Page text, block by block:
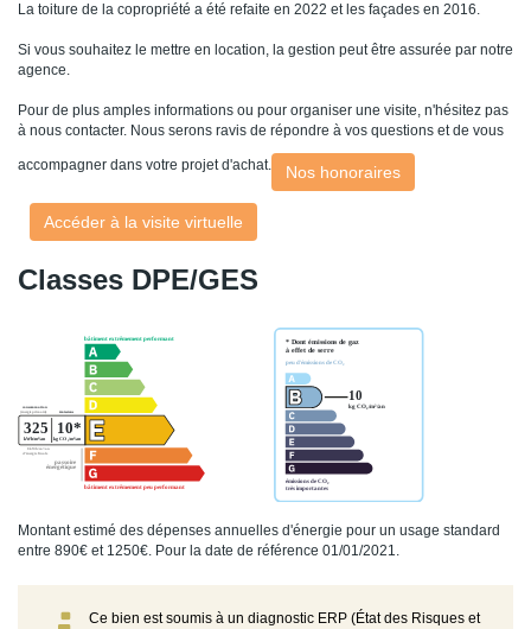
La toiture de la copropriété a été refaite en 2022 et les façades en 2016.
Si vous souhaitez le mettre en location, la gestion peut être assurée par notre
agence.
Pour de plus amples informations ou pour organiser une visite, n'hésitez pas
à nous contacter. Nous serons ravis de répondre à vos questions et de vous
accompagner dans votre projet d'achat. Nos honoraires
Accéder à la visite virtuelle
Classes DPE/GES
Montant estimé des dépenses annuelles d'énergie pour un usage standard
entre 890€ et 1250€. Pour la date de référence 01/01/2021.
Ce bien est soumis à un diagnostic ERP (État des Risques et